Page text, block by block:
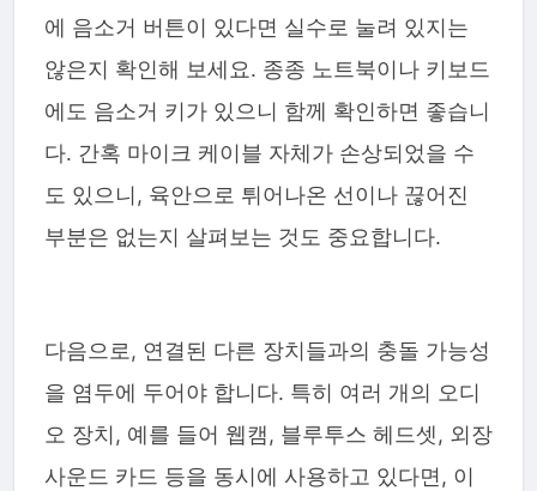
에 음소거 버튼이 있다면 실수로 눌려 있지는
않은지 확인해 보세요. 종종 노트북이나 키보드
에도 음소거 키가 있으니 함께 확인하면 좋습니
다. 간혹 마이크 케이블 자체가 손상되었을 수
도 있으니, 육안으로 튀어나온 선이나 끊어진
부분은 없는지 살펴보는 것도 중요합니다.
다음으로, 연결된 다른 장치들과의 충돌 가능성
을 염두에 두어야 합니다. 특히 여러 개의 오디
오 장치, 예를 들어 웹캠, 블루투스 헤드셋, 외장
사운드 카드 등을 동시에 사용하고 있다면, 이